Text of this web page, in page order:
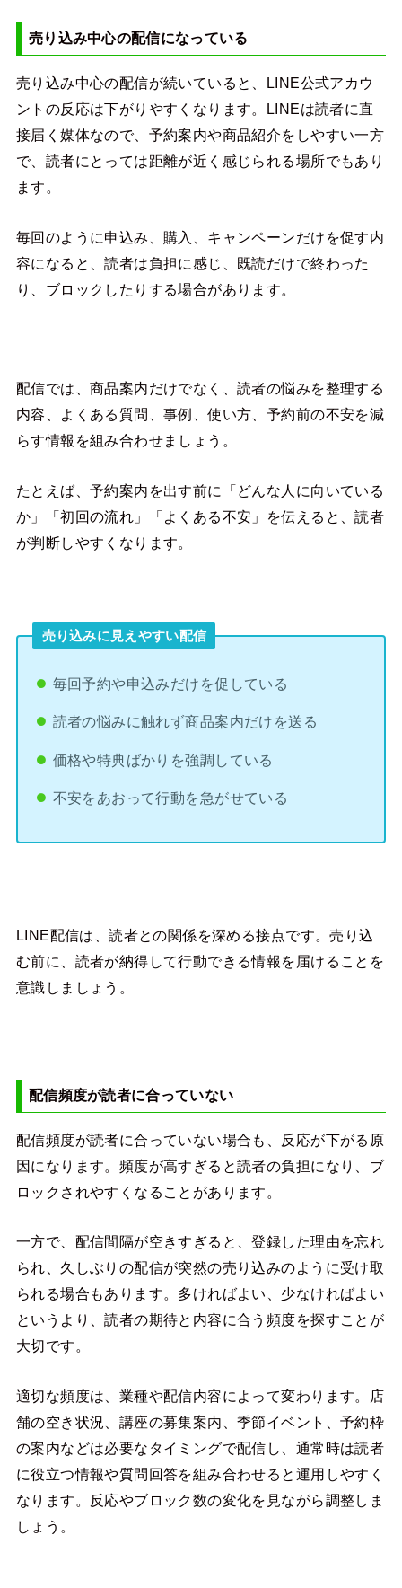
売り込み中心の配信になっている
売り込み中心の配信が続いていると、LINE公式アカウ
ントの反応は下がりやすくなります。LINEは読者に直
接届く媒体なので、予約案内や商品紹介をしやすい一方
で、読者にとっては距離が近く感じられる場所でもあり
ます。
毎回のように申込み、購入、キャンペーンだけを促す内
容になると、読者は負担に感じ、既読だけで終わった
り、ブロックしたりする場合があります。
配信では、商品案内だけでなく、読者の悩みを整理する
内容、よくある質問、事例、使い方、予約前の不安を減
らす情報を組み合わせましょう。
たとえば、予約案内を出す前に「どんな人に向いている
か」「初回の流れ」「よくある不安」を伝えると、読者
が判断しやすくなります。
売り込みに見えやすい配信
毎回予約や申込みだけを促している
読者の悩みに触れず商品案内だけを送る
価格や特典ばかりを強調している
不安をあおって行動を急がせている
LINE配信は、読者との関係を深める接点です。売り込
む前に、読者が納得して行動できる情報を届けることを
意識しましょう。
配信頻度が読者に合っていない
配信頻度が読者に合っていない場合も、反応が下がる原
因になります。頻度が高すぎると読者の負担になり、ブ
ロックされやすくなることがあります。
一方で、配信間隔が空きすぎると、登録した理由を忘れ
られ、久しぶりの配信が突然の売り込みのように受け取
られる場合もあります。多ければよい、少なければよい
というより、読者の期待と内容に合う頻度を探すことが
大切です。
適切な頻度は、業種や配信内容によって変わります。店
舗の空き状況、講座の募集案内、季節イベント、予約枠
の案内などは必要なタイミングで配信し、通常時は読者
に役立つ情報や質問回答を組み合わせると運用しやすく
なります。反応やブロック数の変化を見ながら調整しま
しょう。